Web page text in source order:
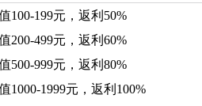
100-199元，返利50%
200-499元，返利60%
500-999元，返利80%
1000-1999元，返利100%